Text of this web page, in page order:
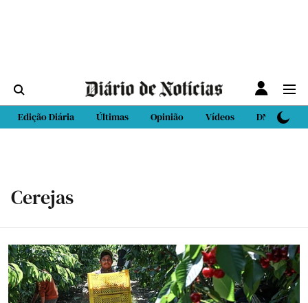
Edição Diária Últimas Opinião Vídeos DN Sport
Cerejas